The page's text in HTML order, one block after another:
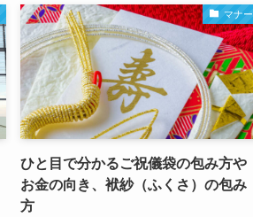
マナー
ひと目で分かるご祝儀袋の包み方や
お金の向き、袱紗（ふくさ）の包み
方